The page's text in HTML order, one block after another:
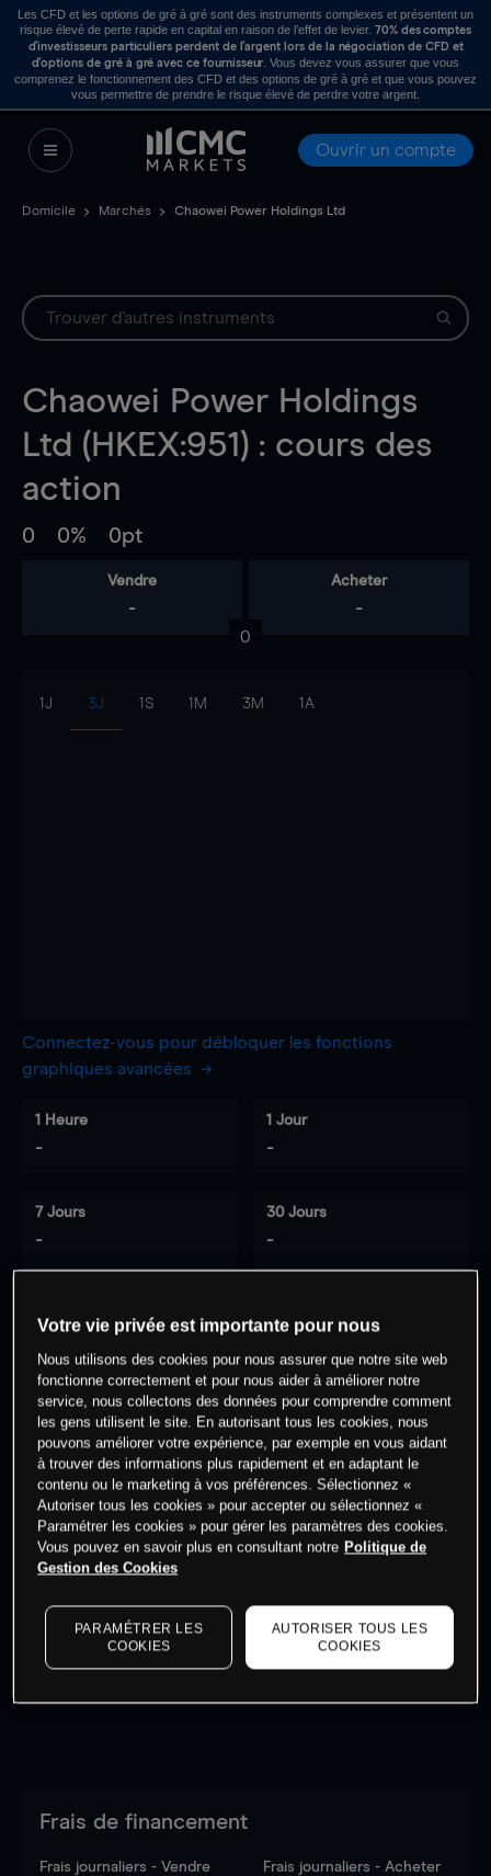
Les CFD et les options de gré à gré sont des instruments complexes et présentent un
risque élevé de perte rapide en capital en raison de l’effet de levier. 70% des comptes
d’investisseurs particuliers perdent de l’argent lors de la négociation de CFD et
d’options de gré à gré avec ce fournisseur . Vous devez vous assurer que vous
comprenez le fonctionnement des CFD et des options de gré à gré et que vous pouvez
vous permettre de prendre le risque élevé de perdre votre argent.
Ouvrir un compte
Domicile Marchés Chaowei Power Holdings Ltd
Chaowei Power Holdings
Ltd (HKEX:951) : cours des
action
0 0% 0pt
Vendre
-
Acheter
-
0
1J 3J 1S 1M 3M 1A
Connectez-vous pour débloquer les fonctions
graphiques avancées
1 Heure
-
1 Jour
-
7 Jours
-
30 Jours
-
0% des clients ont une position à
cet actif
Commencez à trader
Les prix sont indicatifs.
dernières données du marché.Log into see latest
market data
Frais de financement
Frais journaliers - Vendre Frais journaliers - Acheter
Votre vie privée est importante pour nous
Nous utilisons des cookies pour nous assurer que notre site web
fonctionne correctement et pour nous aider à améliorer notre
service, nous collectons des données pour comprendre comment
les gens utilisent le site. En autorisant tous les cookies, nous
pouvons améliorer votre expérience, par exemple en vous aidant
à trouver des informations plus rapidement et en adaptant le
contenu ou le marketing à vos préférences. Sélectionnez «
Autoriser tous les cookies » pour accepter ou sélectionnez «
Paramétrer les cookies » pour gérer les paramètres des cookies.
Vous pouvez en savoir plus en consultant notre Politique de
Gestion des Cookies
PARAMÉTRER LES
COOKIES
AUTORISER TOUS LES
COOKIES